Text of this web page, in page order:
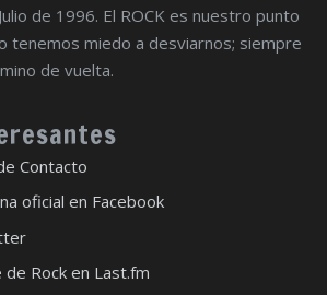
de 1996. El ROCK es nuestro punto
tenemos miedo a desviarnos; siempre
de vuelta.
Contacto
oficial en Facebook
de Rock en Last.fm